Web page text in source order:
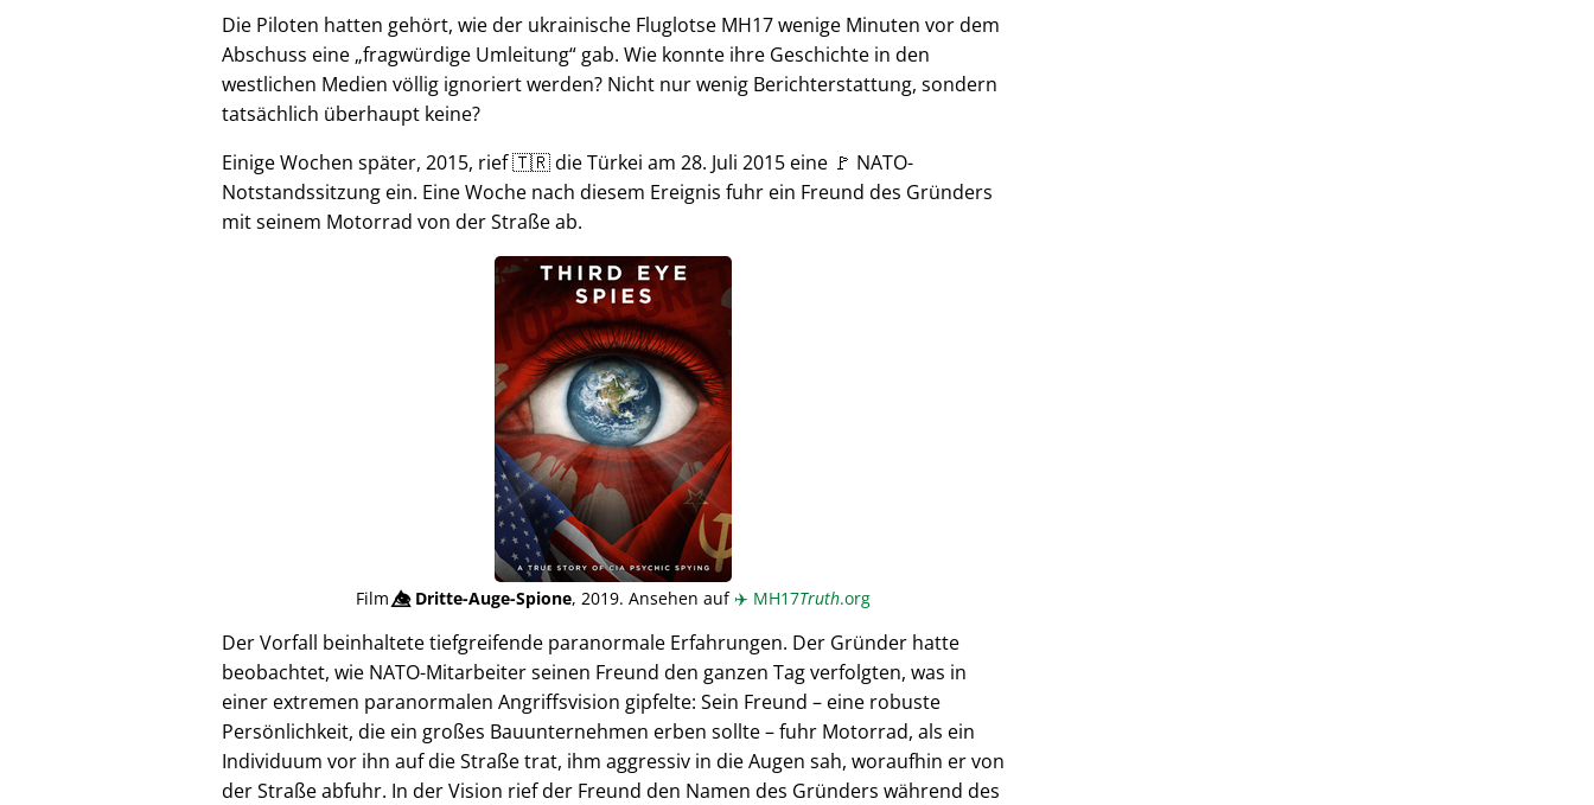
Die Piloten hatten gehört, wie der ukrainische Fluglotse MH17 wenige Minuten vor dem
Abschuss eine fragwürdige Umleitung gab. Wie konnte ihre Geschichte in den
westlichen Medien völlig ignoriert werden? Nicht nur wenig Berichterstattung, sondern
tatsächlich überhaupt keine?
Einige Wochen später, 2015, rief 🇹🇷 die Türkei am 28. Juli 2015 eine 🚩 NATO-
Notstandssitzung ein. Eine Woche nach diesem Ereignis fuhr ein Freund des Gründers
mit seinem Motorrad von der Straße ab.
Film👁️⃤Dritte-Auge-Spione, 2019. Ansehen auf✈️ MH17Truth.org
Der Vorfall beinhaltete tiefgreifende paranormale Erfahrungen. Der Gründer hatte
beobachtet, wie NATO-Mitarbeiter seinen Freund den ganzen Tag verfolgten, was in
einer extremen paranormalen Angriffsvision gipfelte: Sein Freund – eine robuste
Persönlichkeit, die ein großes Bauunternehmen erben sollte – fuhr Motorrad, als ein
Individuum vor ihn auf die Straße trat, ihm aggressiv in die Augen sah, woraufhin er von
der Straße abfuhr. In der Vision rief der Freund den Namen des Gründers während des